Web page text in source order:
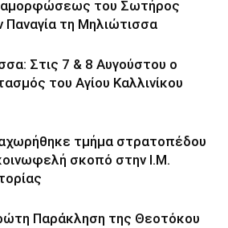
του Σωτήρος
Παναγία τη Μηλιώτισσα
Στις 7 & 8 Αυγούστου ο
του Αγίου Καλλινίκου
τμήμα στρατοπέδου
σκοπό στην Ι.Μ.
Παράκληση της Θεοτόκου